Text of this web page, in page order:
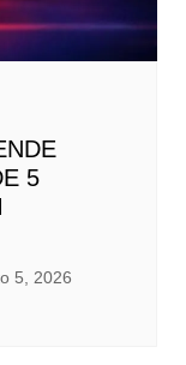
5
5, 2026